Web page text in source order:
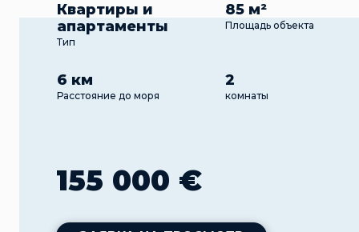
Квартиры и
апартаменты
Тип
85 м²
Площадь объекта
6 км
Расстояние до моря
2
комнаты
155 000 €